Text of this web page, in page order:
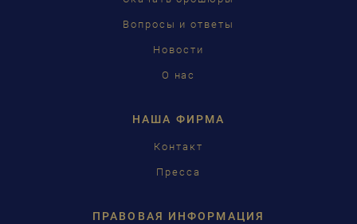
Вопросы и ответы
Новости
О нас
НАША ФИРМА
Контакт
Пресса
ПРАВОВАЯ ИНФОРМАЦИЯ